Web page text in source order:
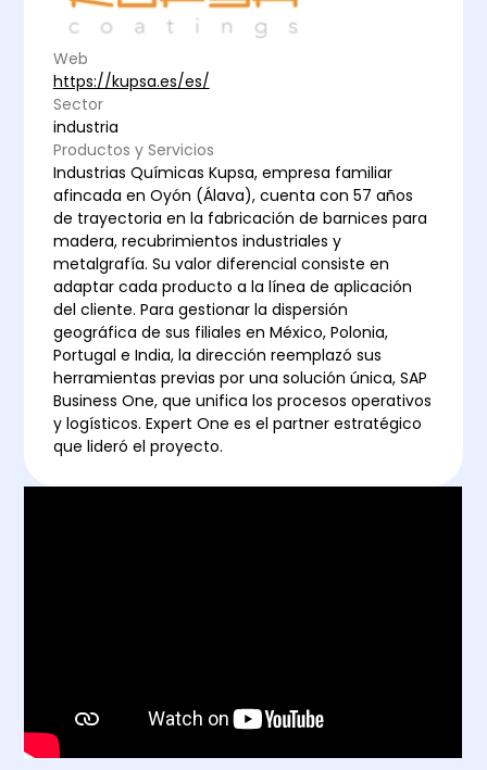
Web
https://kupsa.es/es/
Sector
industria
Productos y Servicios
Industrias Químicas Kupsa, empresa familiar
afincada en Oyón (Álava), cuenta con 57 años
de trayectoria en la fabricación de barnices para
madera, recubrimientos industriales y
metalgrafía. Su valor diferencial consiste en
adaptar cada producto a la línea de aplicación
del cliente. Para gestionar la dispersión
geográfica de sus filiales en México, Polonia,
Portugal e India, la dirección reemplazó sus
herramientas previas por una solución única, SAP
Business One, que unifica los procesos operativos
y logísticos. Expert One es el partner estratégico
que lideró el proyecto.